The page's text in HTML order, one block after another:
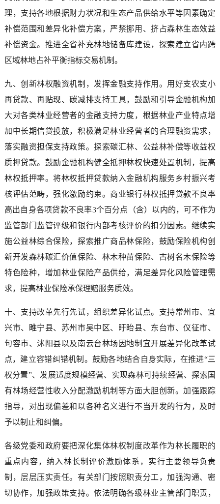
理，支持各地根据财力状况和生态产品供给水平等因素确定
补偿范围和差异化补偿方案，严禁挪用、挤占森林生态效益
补偿资金。推进全省补充林地储备库建设，探索建立省内跨
区域林地占补平衡指标交易机制。
九、创新林权融资机制，发挥金融支持作用。用好支农支小
再贷款、再贴现、碳减排支持工具，鼓励和引导金融机构加
大对各类林业经营者的金融支持力度，根据林业产业特点增
加中长期信贷投放，积极满足林业经营者的合理融资需求，
落实融资担保支持政策。探索碳汇林、公益林补偿等收益权
质押贷款。鼓励金融机构健全抵押林权快速处置机制，提高
林权抵押率。将林权抵押贷款纳入金融机构服务乡村振兴考
核评估范畴，强化激励约束。商业银行林权抵押贷款不良率
高出自身各项贷款不良率3个百分点（含）以内的，可不作为
监管部门监管评级和银行内部考核评价的扣分因素。继续实
施公益林综合保险，探索推广商品林保险，鼓励保险机构创
新开发森林碳汇价值保险、林木种苗保险、古树名木保险等
特色险种，增加林业保险产品供给，满足差异化风险管理需
求，提高林业保险承保理赔服务质效。
十、支持改革先行先试，组织差异化试点。支持常州市、宜
兴市、睢宁县、苏州市吴中区、盱眙县、东台市、仪征市、
句容市、沭阳县以及南云台林场因地制宜开展差异化改革试
点，建立容错纠错机制。鼓励各地结合自身实际，在推进“三
权分置”、发展适度规模经营、实现森林可持续经营、探索国
有林场经营性收入分配激励机制等方面大胆创新。加强跟踪
指导，对出现偏差和以各种名义进行不当开发的行为，及时
予以制止和纠偏。
各级党委和政府要把深化集体林权制度改革作为林长履职的
重点内容，纳入林长制评价激励体系，实行主要领导负责
制，层层压实责任。有关部门按照职责分工，加强沟通、密
切协作，加强政策支持。依法明确各级林业主管部门职责，